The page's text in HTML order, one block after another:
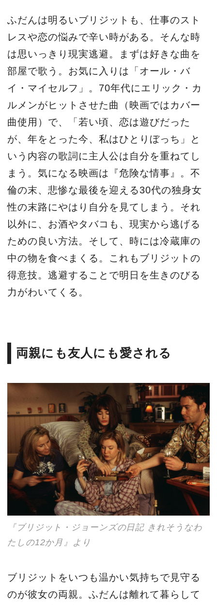
ふだんは明るいブリジットも、仕事のスト
レスや恋の悩みで辛い時がある。そんな時
は思いっきり現実逃避。まずは好きな曲を
部屋で歌う。お気に入りは「オール・バ
イ・マイセルフ」。70年代にエリック・カ
ルメンがヒットさせた曲（映画ではカバー
曲使用）で、「若い頃、恋は遊びだった
が、年をとった今、私はひとりぼっち」と
いう内容の歌詞に主人公は自分を重ねてし
まう。気になる映画は『危険な情事』。不
倫の末、悲惨な最後を迎える30代の独身女
性の末路にやはり自分を見てしまう。それ
以外に、お酒やタバコも、現実から逃げる
ための良い方法。そして、時には冷蔵庫の
中の物を食べまくる。これもブリジットの
得意技。逃避することで明日を生きのびる
力がわいてくる。
両親にも友人にも愛される
『ブリジット・ジョーンズの日記 きれそうなわ
たしの12か月』より
ブリジットをいつも温かい気持ちで見守る
のが彼女の両親。ふだんは離れて暮らして